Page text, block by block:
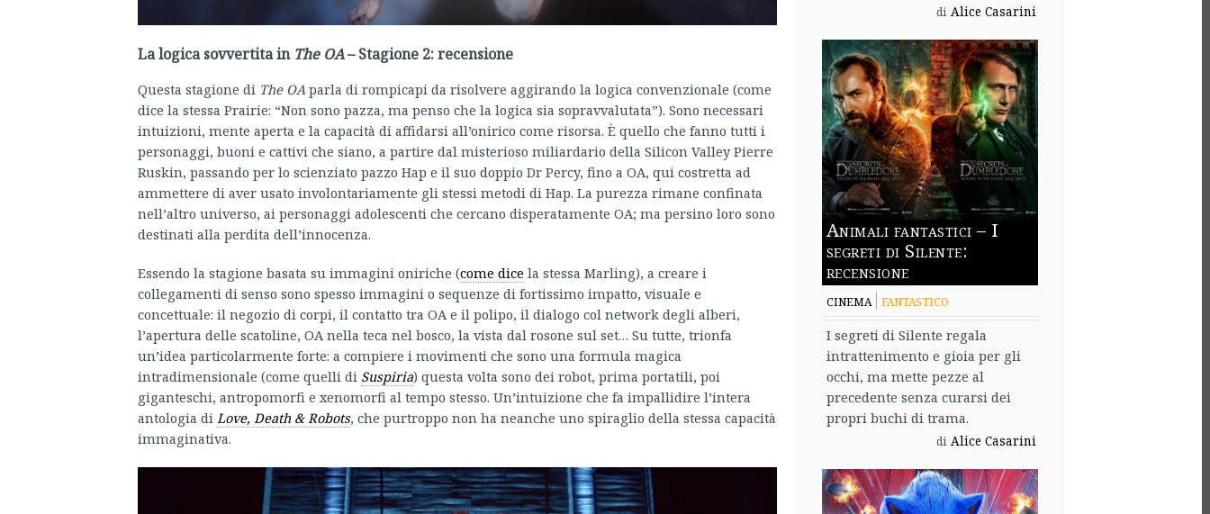
La logica sovvertita in The OA– Stagione 2: recensione
Questa stagione di The OAparla di rompicapi da risolvere aggirando la logica convenzionale (come
dice la stessa Prairie: “Non sono pazza, ma penso che la logica sia sopravvalutata”). Sono necessari
intuizioni, mente aperta e la capacità di affidarsi all’onirico come risorsa. È quello che fanno tutti i
personaggi, buoni e cattivi che siano, a partire dal misterioso miliardario della Silicon Valley Pierre
Ruskin, passando per lo scienziato pazzo Hap e il suo doppio Dr Percy, fino a OA, qui costretta ad
ammettere di aver usato involontariamente gli stessi metodi di Hap. La purezza rimane confinata
nell’altro universo, ai personaggi adolescenti che cercano disperatamente OA; ma persino loro sono
destinati alla perdita dell’innocenza.
Essendo la stagione basata su immagini oniriche (come dice la stessa Marling), a creare i
collegamenti di senso sono spesso immagini o sequenze di fortissimo impatto, visuale e
concettuale: il negozio di corpi, il contatto tra OA e il polipo, il dialogo col network degli alberi,
l’apertura delle scatoline, OA nella teca nel bosco, la vista dal rosone sul set… Su tutte, trionfa
un’idea particolarmente forte: a compiere i movimenti che sono una formula magica
intradimensionale (come quelli di Suspiria) questa volta sono dei robot, prima portatili, poi
giganteschi, antropomorfi e xenomorfi al tempo stesso. Un’intuizione che fa impallidire l’intera
antologia di Love, Death & Robots, che purtroppo non ha neanche uno spiraglio della stessa capacità
immaginativa.
di Alice Casarini
Animali fantastici – I
segreti di Silente:
recensione
CINEMA FANTASTICO
I segreti di Silente regala
intrattenimento e gioia per gli
occhi, ma mette pezze al
precedente senza curarsi dei
propri buchi di trama.
di Alice Casarini